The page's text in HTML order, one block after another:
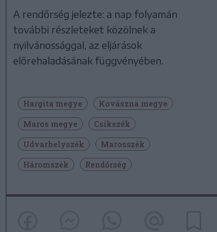
A rendőrség jelezte: a nap folyamán
további részleteket közölnek a
nyilvánossággal, az eljárások
előrehaladásának függvényében.
Hargita megye
Kovászna megye
Maros megye
Csíkszék
Udvarhelyszék
Marosszék
Háromszék
Rendőrség